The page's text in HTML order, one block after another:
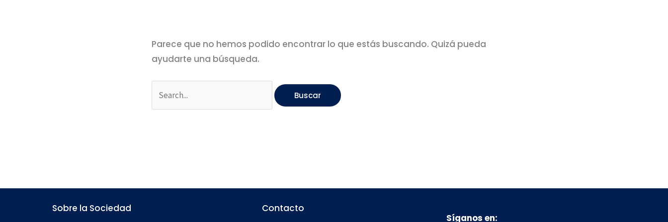
Parece que no hemos podido encontrar lo que estás buscando. Quizá pueda
ayudarte una búsqueda.
Sobre la Sociedad
Contacto
Síganos en: